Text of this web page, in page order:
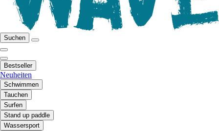
Suchen
Bestseller
Neuheiten
Schwimmen
Tauchen
Surfen
Stand up paddle
Wassersport